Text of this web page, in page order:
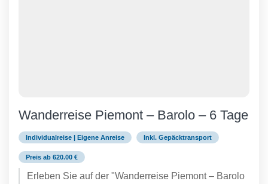
Wanderreise Piemont – Barolo – 6 Tage
Individualreise | Eigene Anreise Inkl. Gepäcktransport
Preis ab 620.00 €
Erleben Sie auf der "Wanderreise Piemont – Barolo